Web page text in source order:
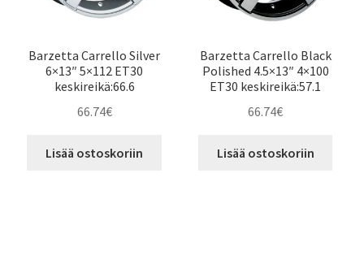
Barzetta Carrello Silver
6×13″ 5×112 ET30
keskireikä:66.6
66.74€
Lisää ostoskoriin
Barzetta Carrello Black
Polished 4.5×13″ 4×100
ET30 keskireikä:57.1
66.74€
Lisää ostoskoriin